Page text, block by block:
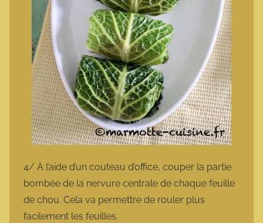
4/ À l’aide d’un couteau d’office, couper la partie
bombée de la nervure centrale de chaque feuille
de chou. Cela va permettre de rouler plus
facilement les feuilles.